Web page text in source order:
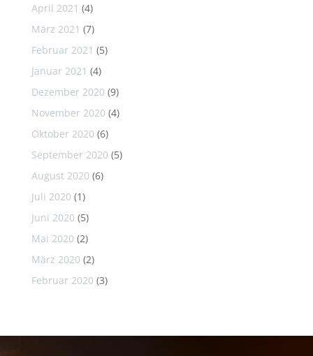
April 2021 (4)
März 2021 (7)
Februar 2021 (5)
Januar 2021 (4)
Dezember 2020 (9)
November 2020 (4)
Oktober 2020 (6)
September 2020 (5)
August 2020 (6)
Juli 2020 (1)
Juni 2020 (5)
Mai 2020 (2)
März 2020 (2)
Februar 2020 (3)